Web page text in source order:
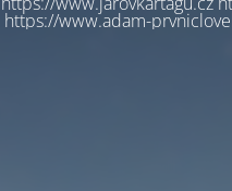
https://www.adam-